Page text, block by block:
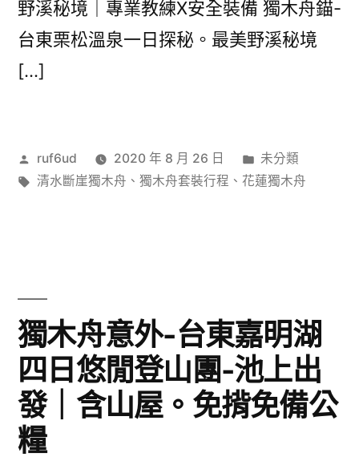
野溪秘境｜專業教練X安全裝備 獨木舟錨-
台東栗松溫泉一日探秘。最美野溪秘境
[…]
作
者:
ruf6ud 2020 年 8 月 26 日
分
類:
未分類
標
清水斷崖獨木舟 、 獨木舟套裝行程 、 花蓮獨木舟
獨木舟意外-台東嘉明湖
四日悠閒登山團-池上出
發｜含山屋。免揹免備公
糧